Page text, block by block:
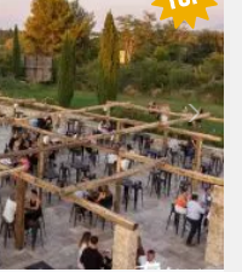
Suivant